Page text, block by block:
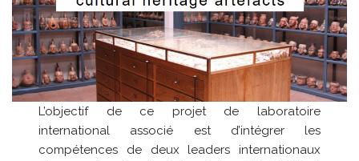
L’objectif de ce projet de laboratoire
international associé est d’intégrer les
compétences de deux leaders internationaux